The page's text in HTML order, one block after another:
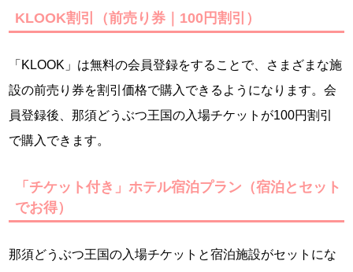
KLOOK割引（前売り券｜100円割引）
「KLOOK」は無料の会員登録をすることで、さまざまな施
設の前売り券を割引価格で購入できるようになります。会
員登録後、那須どうぶつ王国の入場チケットが100円割引
で購入できます。
「チケット付き」ホテル宿泊プラン（宿泊とセット
でお得）
那須どうぶつ王国の入場チケットと宿泊施設がセットにな